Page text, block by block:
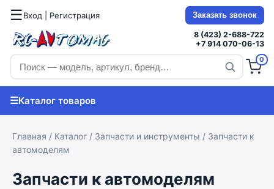
☰Вход | Регистрация Заказать звонок
8 (423) 2-688-722
+7 914 070-06-13
0
☰Каталог товаров
Главная / Каталог / Запчасти и инструменты / Запчасти к
автомоделям
Запчасти к автомоделям